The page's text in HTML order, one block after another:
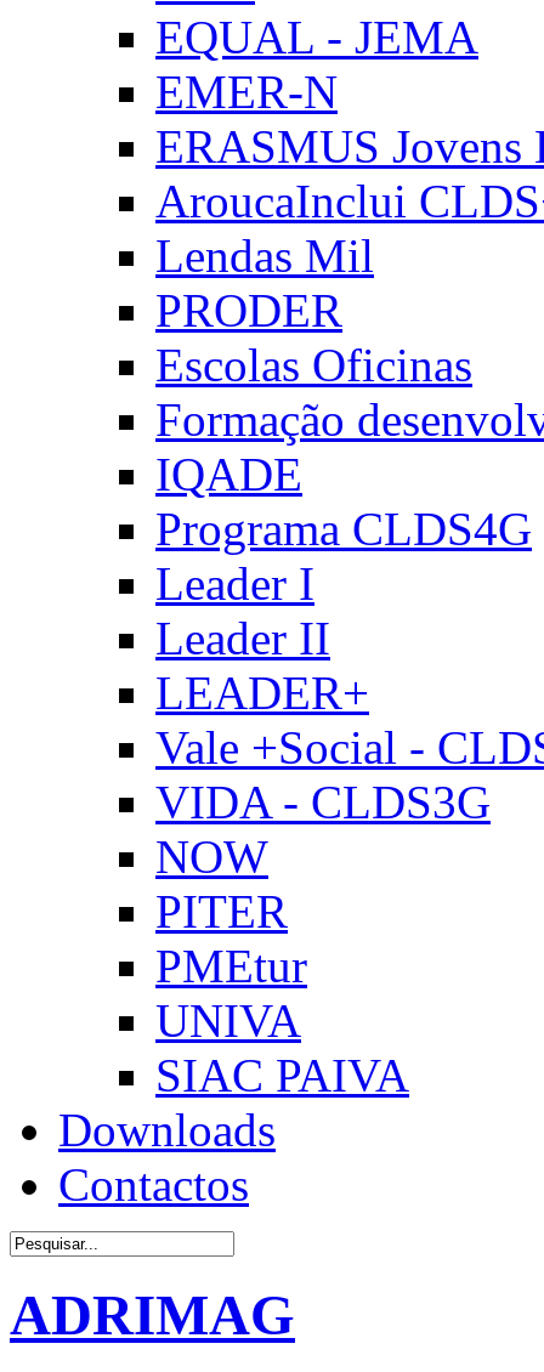
EQUAL - JEMA
EMER-N
ERASMUS Jovens
AroucaInclui
Lendas Mil
PRODER
Escolas Oficinas
Formação
IQADE
Programa CLDS4G
Leader I
Leader II
LEADER+
Vale +Social -
VIDA - CLDS3G
NOW
PITER
PMEtur
UNIVA
SIAC PAIVA
Downloads
Contactos
ADRIMAG